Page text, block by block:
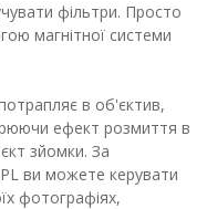
фільтри. Просто
магнітної системи
в об'єктив,
ефект розмиття в
зйомки. За
ви можете керувати
фотографіях,